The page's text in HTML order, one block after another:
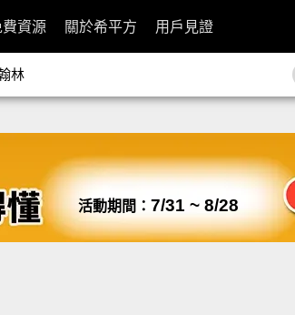
費資源 關於希平方 用戶見證
林
活動期間： 7/31 ~ 8/28